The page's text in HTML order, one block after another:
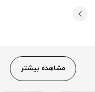
مشاهده بیشتر